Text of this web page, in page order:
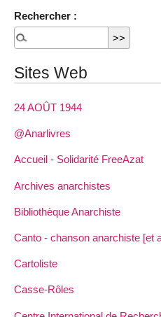
Rechercher :
Sites Web
24 AOÛT 1944
@Anarlivres
Accueil - Solidarité FreeAzat
Archives anarchistes
Bibliothèque Anarchiste
Canto - chanson anarchiste [et
Cartoliste
Casse-Rôles